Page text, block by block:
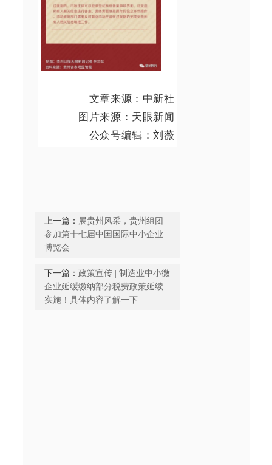
文章来源：中新社
图片来源：天眼新闻
公众号编辑：刘薇
上一篇： 展贵州风采，贵州组团
参加第十七届中国国际中小企业
博览会
下一篇： 政策宣传 | 制造业中小微
企业延缓缴纳部分税费政策延续
实施！具体内容了解一下